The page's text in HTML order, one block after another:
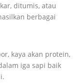
ditumis, atau
berbagai
kaya akan protein,
iga sapi baik